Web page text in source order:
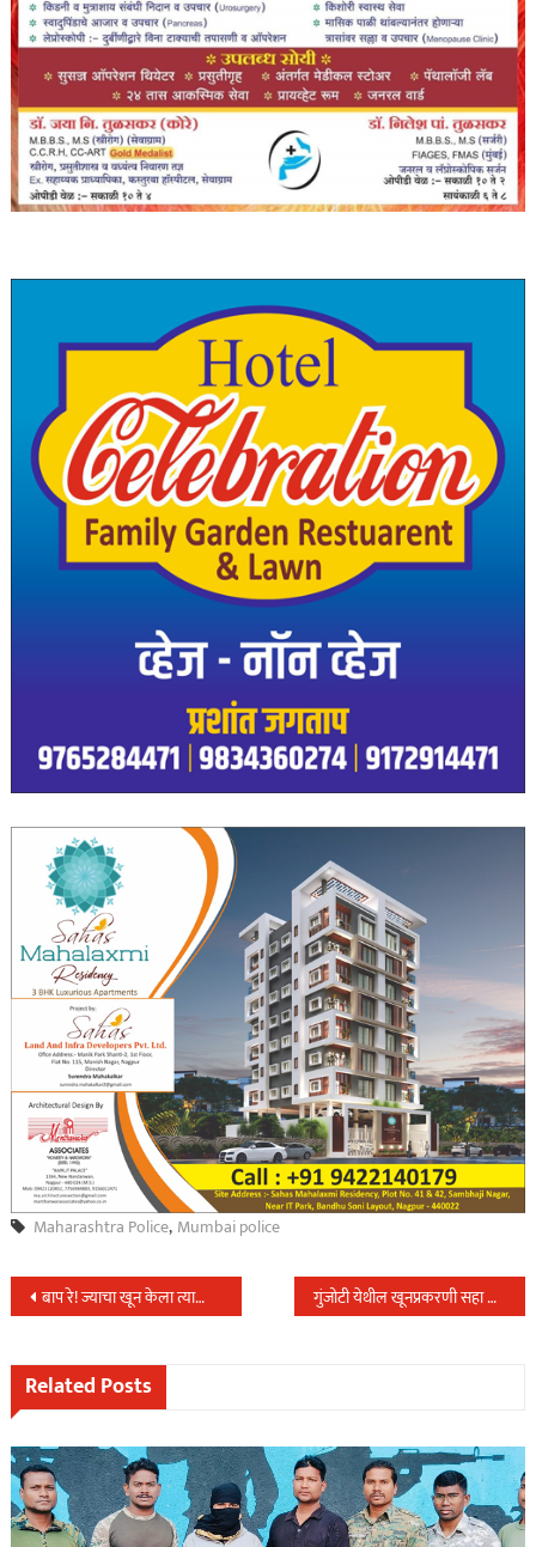
Maharashtra Police, Mumbai police
Post
navigation
बाप रे! ज्याचा खून केला त्याच्याच अंत्ययात्रेला गेला गुंजोटी येथील खूनप्रकरणी सहा आरोपींना जन्मठेप; चौघे पुण्याचे
Related Posts